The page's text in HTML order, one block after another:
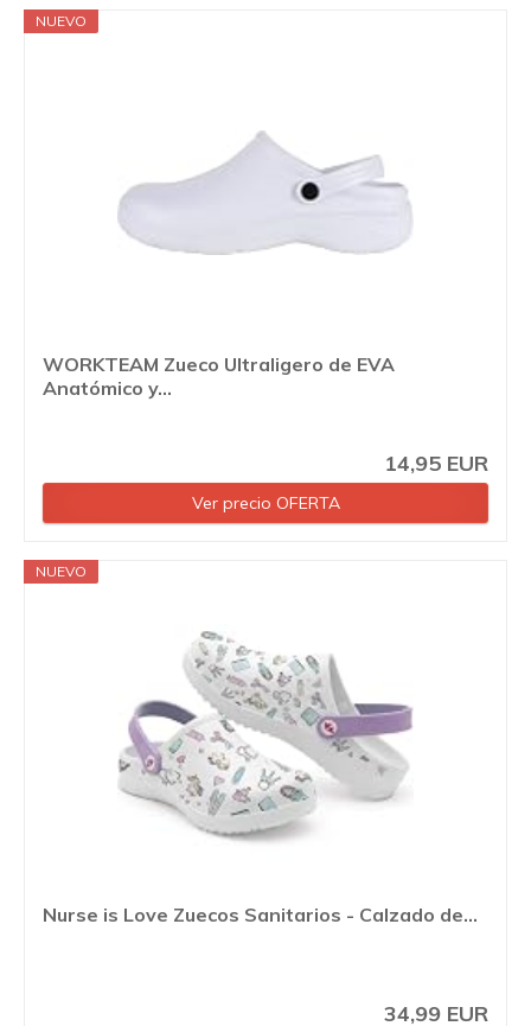
NUEVO
WORKTEAM Zueco Ultraligero de EVA
Anatómico y...
14,95 EUR
Ver precio OFERTA
NUEVO
Nurse is Love Zuecos Sanitarios - Calzado de...
34,99 EUR